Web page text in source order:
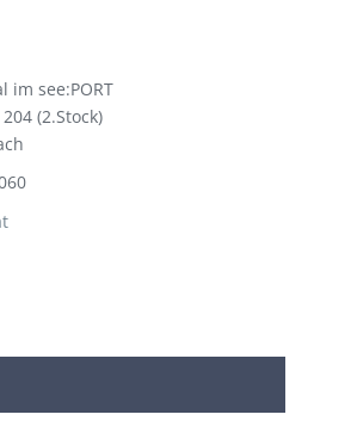
im see:PORT
(2.Stock)